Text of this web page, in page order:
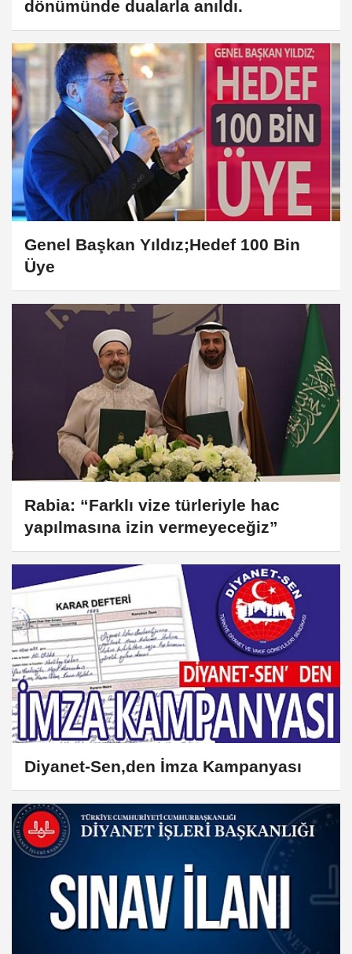
dönümünde dualarla anıldı.
Genel Başkan Yıldız;Hedef 100 Bin
Üye
Rabia: “Farklı vize türleriyle hac
yapılmasına izin vermeyeceğiz”
Diyanet-Sen,den İmza Kampanyası